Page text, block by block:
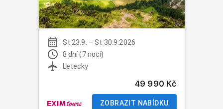
St 23.9. – St 30.9.2026
8 dní (7 nocí)
Letecky
49 990 Kč
ZOBRAZIT NABÍDKU